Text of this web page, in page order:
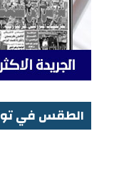
الطقس في